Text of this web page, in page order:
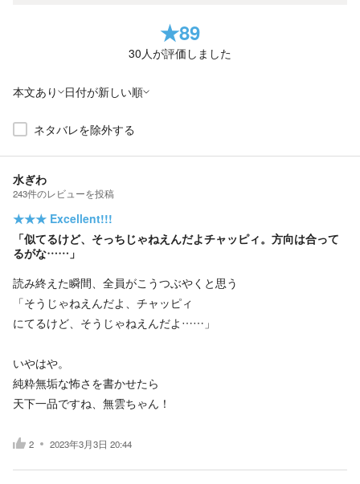
★89
30人が評価しました
本文あり 日付が新しい順
ネタバレを除外する
水ぎわ
243件のレビューを投稿
★★★ Excellent!!!
「似てるけど、そっちじゃねえんだよチャッピィ。方向は合って
るがな……」
読み終えた瞬間、全員がこうつぶやくと思う
「そうじゃねえんだよ、チャッピィ
にてるけど、そうじゃねえんだよ……」
いやはや。
純粋無垢な怖さを書かせたら
天下一品ですね、無雲ちゃん！
2 2023年3月3日 20:44